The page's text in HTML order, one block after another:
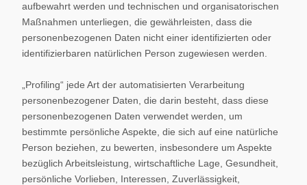
aufbewahrt werden und technischen und organisatorischen
Maßnahmen unterliegen, die gewährleisten, dass die
personenbezogenen Daten nicht einer identifizierten oder
identifizierbaren natürlichen Person zugewiesen werden.
„Profiling“ jede Art der automatisierten Verarbeitung
personenbezogener Daten, die darin besteht, dass diese
personenbezogenen Daten verwendet werden, um
bestimmte persönliche Aspekte, die sich auf eine natürliche
Person beziehen, zu bewerten, insbesondere um Aspekte
bezüglich Arbeitsleistung, wirtschaftliche Lage, Gesundheit,
persönliche Vorlieben, Interessen, Zuverlässigkeit,